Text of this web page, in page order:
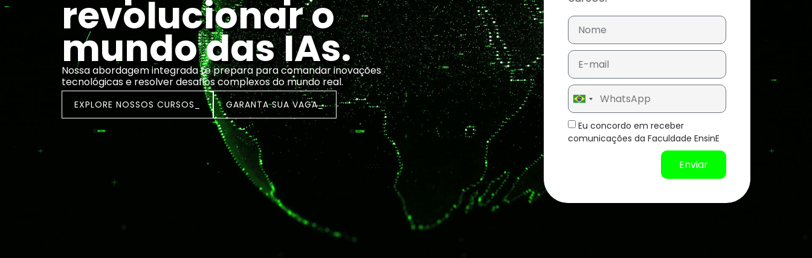
revolucionar o
mundo das IAs.
Nossa abordagem integrada te prepara para comandar inovações
tecnológicas e resolver desafios complexos do mundo real.
EXPLORE NOSSOS CURSOS_ GARANTA SUA VAGA_
Brazil
+55
Eu concordo em receber
comunicações da Faculdade EnsinE
Enviar